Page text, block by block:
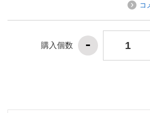
コ
購入個数